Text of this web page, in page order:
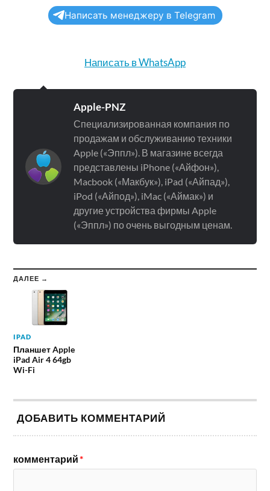
Написать менеджеру в Telegram
Написать в WhatsApp
Apple-PNZ
Специализированная компания по
продажам и обслуживанию техники
Apple («Эппл»). В магазине всегда
представлены iPhone («Айфон»),
Macbook («Макбук»), iPad («Айпад»),
iPod («Айпод»), iMac («Аймак») и
другие устройства фирмы Apple
(«Эппл») по очень выгодным ценам.
ДАЛЕЕ →
IPAD
Планшет Apple
iPad Air 4 64gb
Wi-Fi
ДОБАВИТЬ КОММЕНТАРИЙ
комментарий*